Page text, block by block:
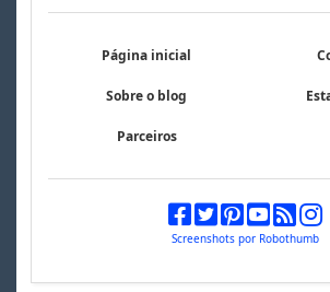
Página inicial
Sobre o blog
Parceiros
Screenshots por Robothumb